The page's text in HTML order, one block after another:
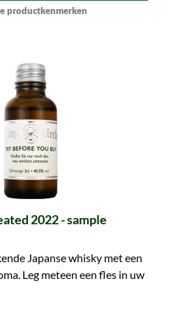
productkenmerken
2022 - sample
Japanse whisky met een
Leg meteen een fles in uw